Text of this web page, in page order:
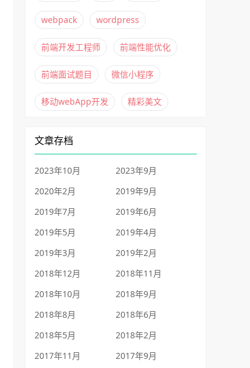
webpack wordpress
前端开发工程师 前端性能优化
前端面试题目 微信小程序
移动webApp开发 精彩美文
文章存档
2023年10月
2023年9月
2020年2月
2019年9月
2019年7月
2019年6月
2019年5月
2019年4月
2019年3月
2019年2月
2018年12月
2018年11月
2018年10月
2018年9月
2018年8月
2018年6月
2018年5月
2018年2月
2017年11月
2017年9月